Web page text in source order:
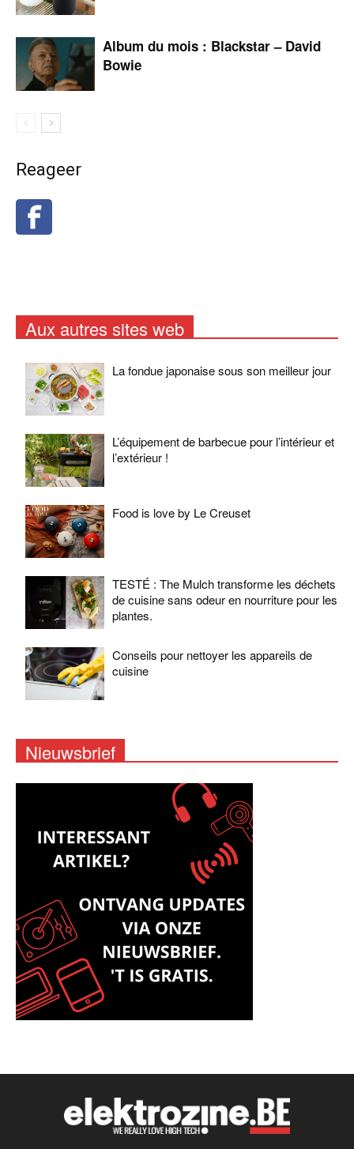
Album du mois : Blackstar – David
Bowie
Reageer
Aux autres sites web
La fondue japonaise sous son meilleur jour
L’équipement de barbecue pour l’intérieur et
l’extérieur !
Food is love by Le Creuset
TESTÉ : The Mulch transforme les déchets
de cuisine sans odeur en nourriture pour les
plantes.
Conseils pour nettoyer les appareils de
cuisine
Nieuwsbrief